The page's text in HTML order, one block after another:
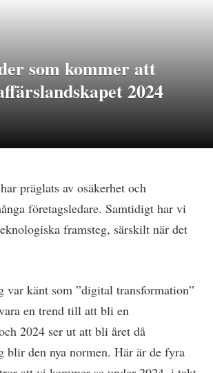
som kommer att
2024
präglats av osäkerhet och
företagsledare. Samtidigt har vi
framsteg, särskilt när det
var känt som ”digital transformation”
en trend till att bli en
2024 ser ut att bli året då
blir den nya normen. Här är de fyra